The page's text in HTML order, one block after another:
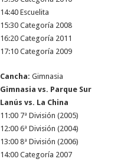
14:40 Escuelita
15:30 Categoría 2008
16:20 Categoría 2011
17:10 Categoría 2009
Cancha: Gimnasia
Gimnasia vs. Parque Sur
Lanús vs. La China
11:00 7ª División (2005)
12:00 6ª División (2004)
13:00 8ª División (2006)
14:00 Categoría 2007